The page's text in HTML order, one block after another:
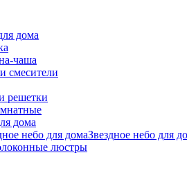
дома
чаша
смесители
решетки
дома
Звездное небо для
люстры